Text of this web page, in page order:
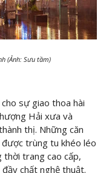
(Ảnh: Sưu tầm)
sự giao thoa hài
Hải xưa và
thị. Những căn
trùng tu khéo léo
thời trang cao cấp,
chất nghệ thuật.